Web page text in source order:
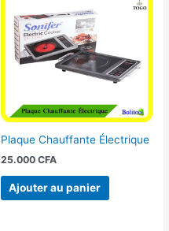
Plaque Chauffante Électrique
25.000 CFA
Ajouter au panier